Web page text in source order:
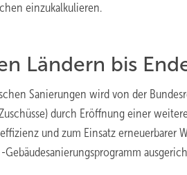
einzukalkulieren.
Ländern bis
Sanierungen wird von der
durch Eröffnung einer
und zum Einsatz erneuerbarer
-Gebäudesanierungsprogramm